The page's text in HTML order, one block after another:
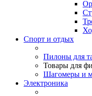
Спорт и отдых
Пилоны для
Товары для
Шагомеры и
Электроника